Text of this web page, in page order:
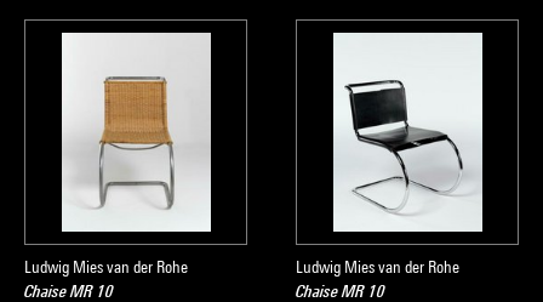
Ludwig Mies van der Rohe
Chaise MR 10
Ludwig Mies van der Rohe
Chaise MR 10